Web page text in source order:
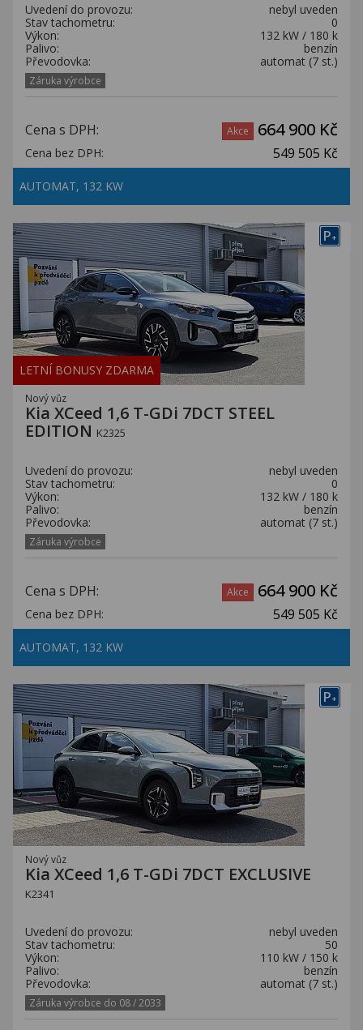
Uvedení do provozu:
nebyl uveden
Stav tachometru:
0
Výkon:
132 kW / 180 k
Palivo:
benzín
Převodovka:
automat (7 st.)
Záruka výrobce
Cena s DPH: Akce 664 900 Kč
Cena bez DPH: 549 505 Kč
AUTOMAT, 132 KW
P+
LETNÍ BONUSY ZDARMA
Nový vůz
Kia XCeed 1,6 T-GDi 7DCT STEEL
EDITION K2325
Uvedení do provozu:
nebyl uveden
Stav tachometru:
0
Výkon:
132 kW / 180 k
Palivo:
benzín
Převodovka:
automat (7 st.)
Záruka výrobce
Cena s DPH: Akce 664 900 Kč
Cena bez DPH: 549 505 Kč
AUTOMAT, 132 KW
P+
Nový vůz
Kia XCeed 1,6 T-GDi 7DCT EXCLUSIVE
K2341
Uvedení do provozu:
nebyl uveden
Stav tachometru:
50
Výkon:
110 kW / 150 k
Palivo:
benzín
Převodovka:
automat (7 st.)
Záruka výrobce do 08 / 2033